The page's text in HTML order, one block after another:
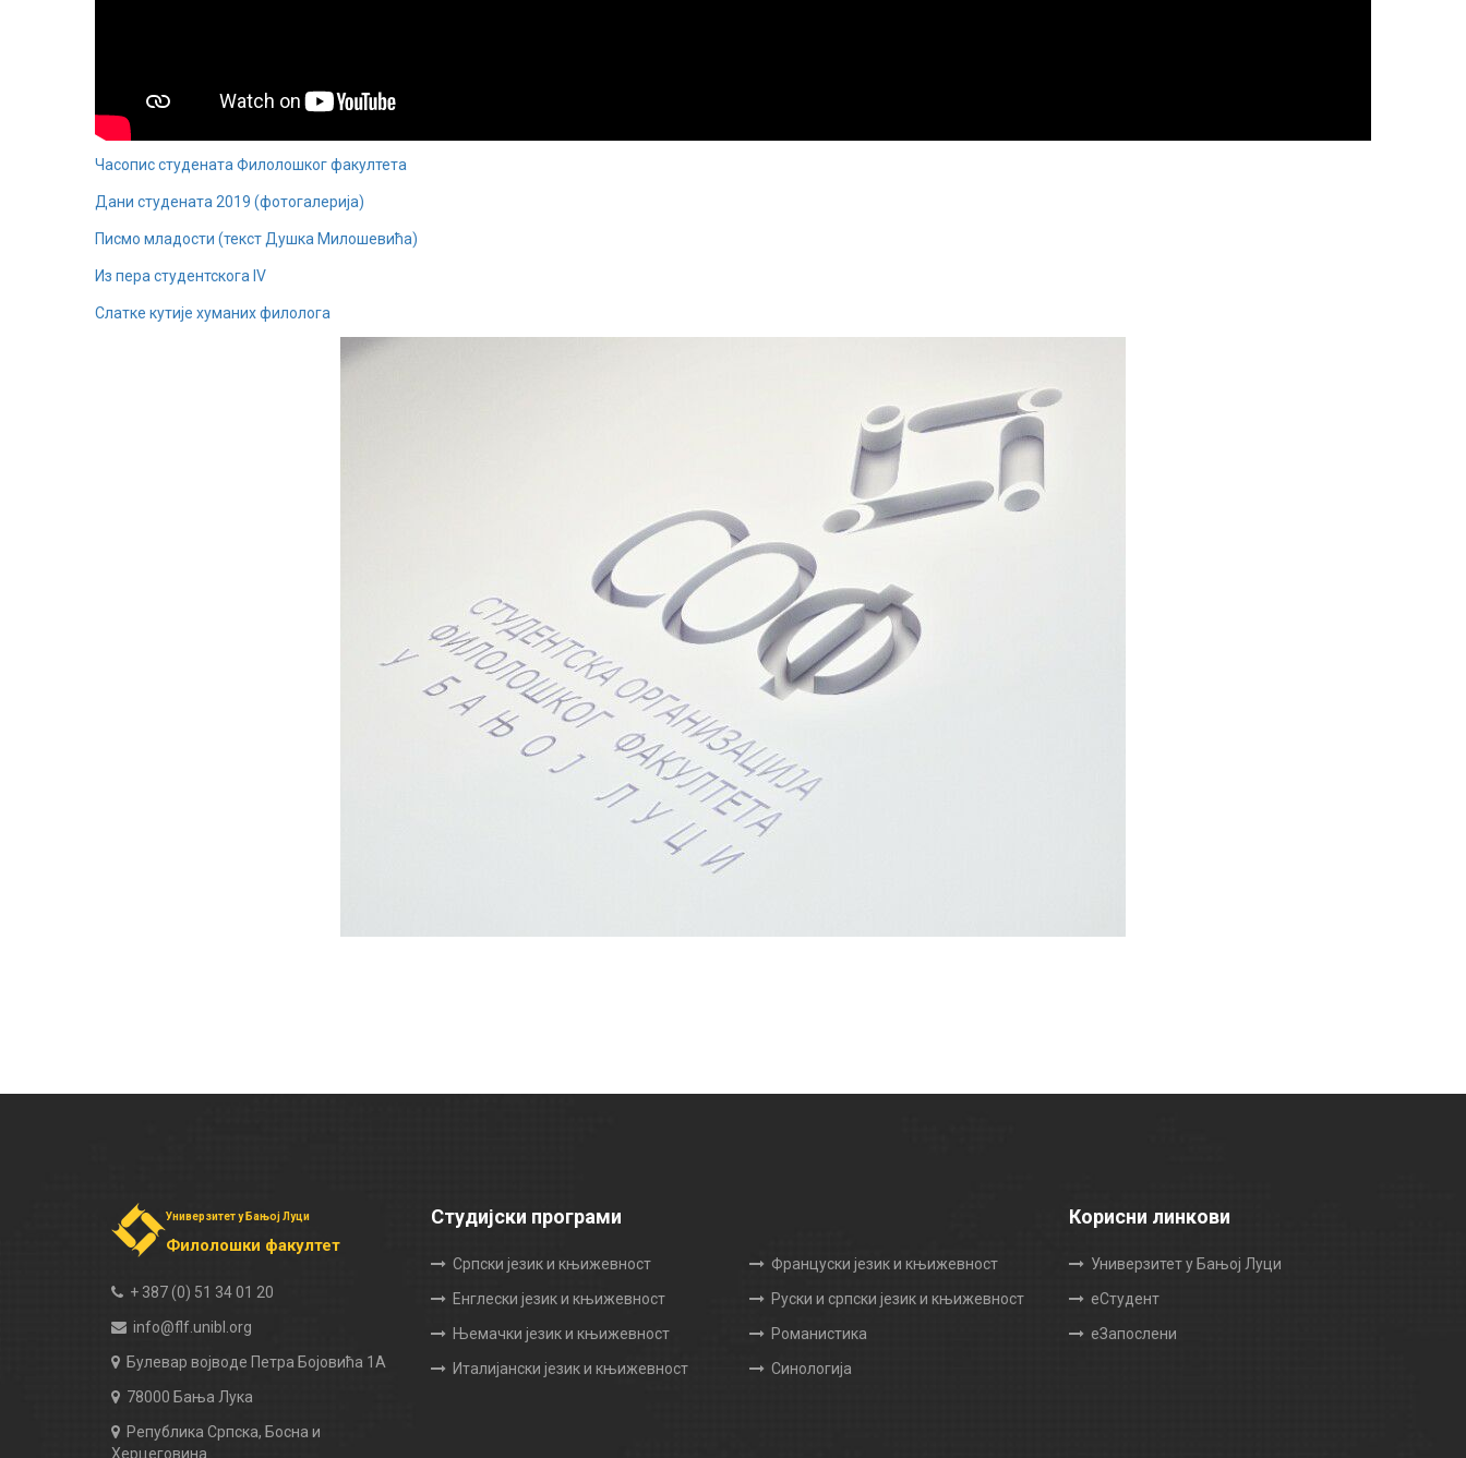
Часопис студената Филолошког факултета
Дани студената 2019 (фотогалерија)
Писмо младости (текст Душка Милошевића)
Из пера студентскога IV
Слатке кутије хуманих филолога
Универзитет у Бањој Луци
Филолошки факултет
+ 387 (0) 51 34 01 20
info@flf.unibl.org
Булевар војводе Петра Бојовића 1А
78000 Бања Лука
Република Српска, Босна и
Херцеговина
Студијски програми
Српски језик и књижевност
Енглески језик и књижевност
Њемачки језик и књижевност
Италијански језик и књижевност
Француски језик и књижевност
Руски и српски језик и књижевност
Романистика
Синологија
Корисни линкови
Универзитет у Бањој Луци
еСтудент
еЗапослени